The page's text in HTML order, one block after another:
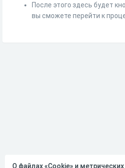
После этого здесь будет
вы сможете перейти к
О файлах «Cookie» и